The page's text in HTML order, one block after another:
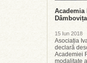
Academia
Dâmbovița
15 Iun 2018
Asociația
declară
Academiei
modalitate